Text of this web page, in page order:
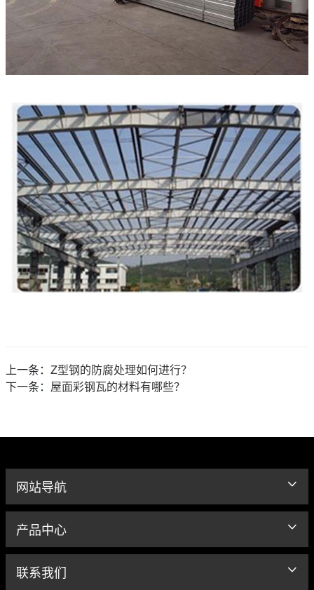
上一条： Z型钢的防腐处理如何进行？
下一条： 屋面彩钢瓦的材料有哪些？
网站导航
产品中心
联系我们